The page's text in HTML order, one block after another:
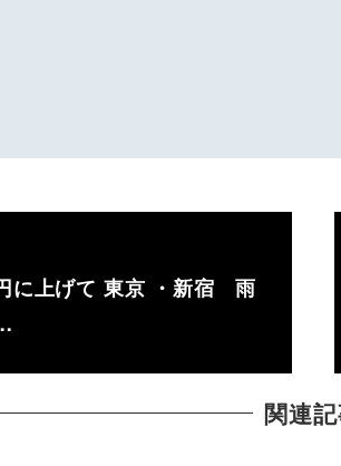
に上げて 東京 ・新宿 雨
関連